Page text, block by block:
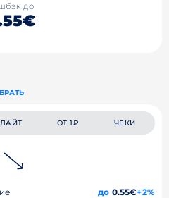
до
ЛАЙТ ОТ 1₽ ЧЕКИ
до 0.55€+2%